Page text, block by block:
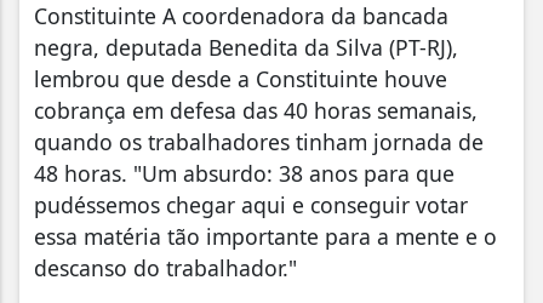
Constituinte A coordenadora da bancada
negra, deputada Benedita da Silva (PT-RJ),
lembrou que desde a Constituinte houve
cobrança em defesa das 40 horas semanais,
quando os trabalhadores tinham jornada de
48 horas. "Um absurdo: 38 anos para que
pudéssemos chegar aqui e conseguir votar
essa matéria tão importante para a mente e o
descanso do trabalhador."